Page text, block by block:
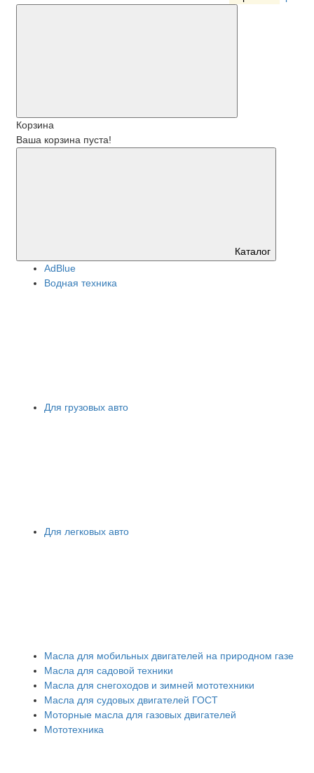
Корзина
Ваша корзина пуста!
Каталог
АdBlue
Водная техника
Для грузовых авто
Для легковых авто
Масла для мобильных двигателей на природном газе
Масла для садовой техники
Масла для снегоходов и зимней мототехники
Масла для судовых двигателей ГОСТ
Моторные масла для газовых двигателей
Мототехника